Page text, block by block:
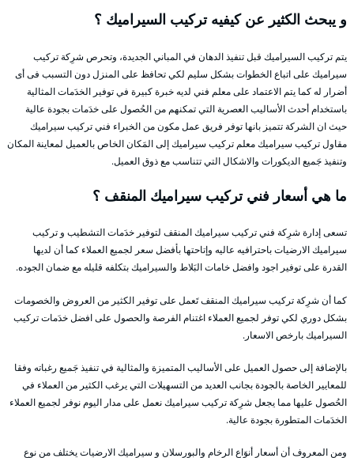
و يبحث الكثير عن كيفيه تركيب السيراميك ؟
يتم تركيب السيراميك قبل تنفيذ الدهان في المباني الجديدة، وتحرص شرِكة تركيب
سيراميك على اتباع الخطوات بشكل سليم لكي تحافظ على المنزل دون التسبب فى أى
أضرار له كما يتم الاعتماد على معلم فني لديه خبرة كبيرة في توفير الخدَمات المثالية
باستخدام أحدث الأساليب العصرية التي تمكنهم من الحُصول على خدَمات بجودة عالية
حيث ان الشركة تتميز بانها توفر فريق عمل مكون من الخبراء فني تركيب سيراميك
مقاول تركيب سيراميك معلم تركيب سيراميك إلى المَكان الخاص بالعميل لمعاينة المكان
وتنفيذ جَميع الديكورات والاشكال التي تتناسب مع ذوق العميل.
ما هي أسعار فني تركيب سيراميك المنقف ؟
تسعى إدارة شرِكة فني تركيب سيراميك المنقف لتوفير خدَمات التشطيب و تركيب
سيراميك الارضيات باحترافيه عاليه وإتاحتها بأفضل سعر لجميع العملاء كما أن لديها
القدرة على توفير اجود وافضل خامات البَلاط والسيراميك بتكلفه قليله مع ضمان الجوده.
كما أن شرِكة تركيب سيراميك المنقف تَعمل على توفير الكثير من العروض والخصومات
بشكل دوري لكي توفر لجميع العملاء اغتنام الفرصة والحصول على افضل خدَمات تركيب
السيراميك بارخص الاسعار.
بالإضافة إلى حصول العميل على الأساليب المتميزة والمثالية في تنفيذ جَميع رغباته وفقا
للمعايير الخاصة بالجودة بجانب العديد من التسهيلات التي يرغب الكثير من العملاء في
الحُصول عليها مما يجعل شرِكة تركيب سيراميك نعمل على مدار اليوم نوفر لجميع العملاء
الخدَمات المتطورة بجودة عالية.
ومن المعروف أن أسعار أنوَاع الرخام والبورسلان و سيراميك الارضيات يختلف من نوع